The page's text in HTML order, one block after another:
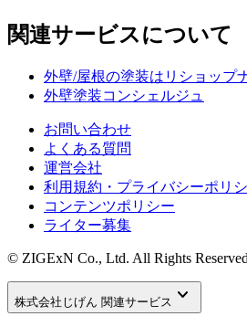
関連サービスについて
外壁/屋根の塗装はリショップ
外壁塗装コンシェルジュ
お問い合わせ
よくある質問
運営会社
利用規約・プライバシーポリ
コンテンツポリシー
ライター募集
© ZIGExN Co., Ltd. All Rights
株式会社じげん 関連サービス keyboard_arrow_down